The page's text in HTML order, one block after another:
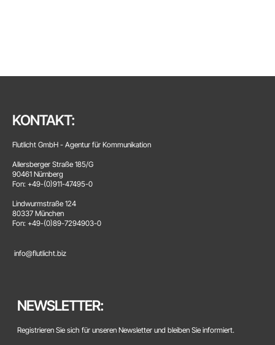
KONTAKT:
Flutlicht GmbH - Agentur für Kommunikation
Allersberger Straße 185/G
90461 Nürnberg
Fon: +49-(0)911-47495-0
Lindwurmstraße 124
80337 München
Fon: +49-(0)89-7294903-0
info@flutlicht.biz
NEWSLETTER:
Registrieren Sie sich für unseren Newsletter und bleiben Sie informiert.